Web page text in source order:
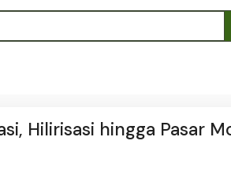
Hilirisasi hingga Pasar